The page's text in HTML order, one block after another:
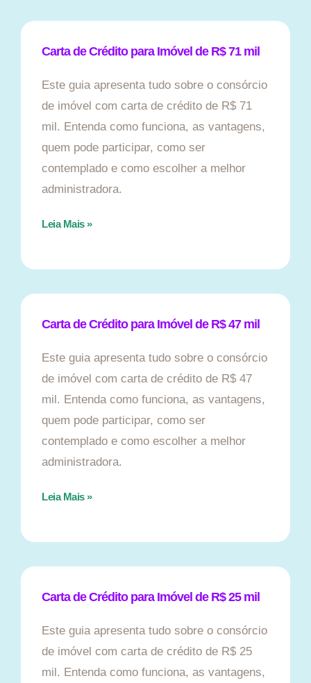
Carta de Crédito para Imóvel de R$ 71 mil
Este guia apresenta tudo sobre o consórcio
de imóvel com carta de crédito de R$ 71
mil. Entenda como funciona, as vantagens,
quem pode participar, como ser
contemplado e como escolher a melhor
administradora.
Leia Mais »
Carta de Crédito para Imóvel de R$ 47 mil
Este guia apresenta tudo sobre o consórcio
de imóvel com carta de crédito de R$ 47
mil. Entenda como funciona, as vantagens,
quem pode participar, como ser
contemplado e como escolher a melhor
administradora.
Leia Mais »
Carta de Crédito para Imóvel de R$ 25 mil
Este guia apresenta tudo sobre o consórcio
de imóvel com carta de crédito de R$ 25
mil. Entenda como funciona, as vantagens,